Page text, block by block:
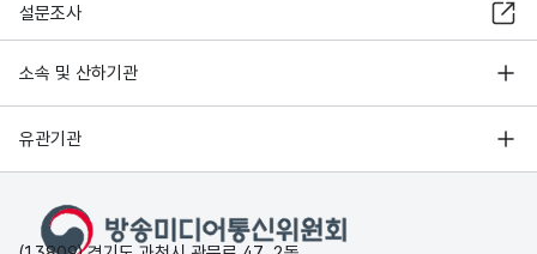
설문조사
소속 및 산하기관
유관기관